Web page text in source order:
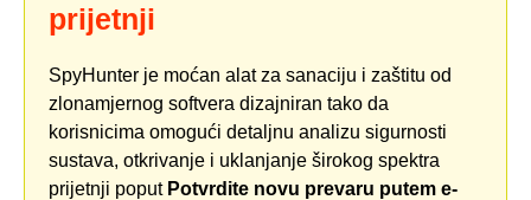
prijetnji
SpyHunter je moćan alat za sanaciju i zaštitu od
zlonamjernog softvera dizajniran tako da
korisnicima omogući detaljnu analizu sigurnosti
sustava, otkrivanje i uklanjanje širokog spektra
prijetnji poput Potvrdite novu prevaru putem e-